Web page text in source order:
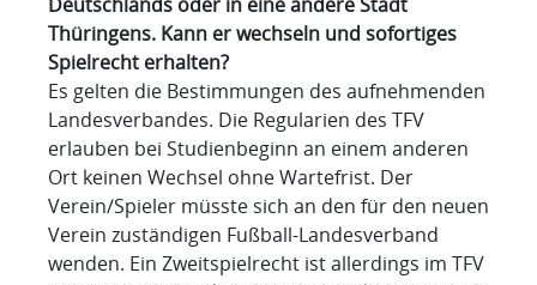
Thüringens. Kann er wechseln und sofortiges
Spielrecht erhalten?
Es gelten die Bestimmungen des aufnehmenden
Landesverbandes. Die Regularien des TFV
erlauben bei Studienbeginn an einem anderen
Ort keinen Wechsel ohne Wartefrist. Der
Verein/Spieler müsste sich an den für den neuen
Verein zuständigen Fußball-Landesverband
wenden. Ein Zweitspielrecht ist allerdings im TFV